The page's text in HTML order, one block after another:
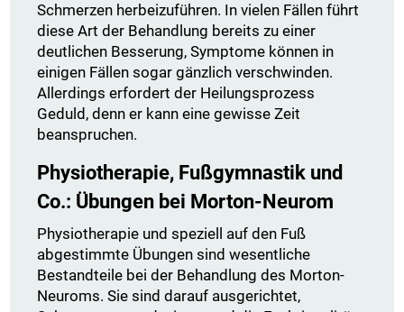
Schmerzen herbeizuführen. In vielen Fällen führt
diese Art der Behandlung bereits zu einer
deutlichen Besserung, Symptome können in
einigen Fällen sogar gänzlich verschwinden.
Allerdings erfordert der Heilungsprozess
Geduld, denn er kann eine gewisse Zeit
beanspruchen.
Physiotherapie, Fußgymnastik und
Co.: Übungen bei Morton-Neurom
Physiotherapie und speziell auf den Fuß
abgestimmte Übungen sind wesentliche
Bestandteile bei der Behandlung des Morton-
Neuroms. Sie sind darauf ausgerichtet,